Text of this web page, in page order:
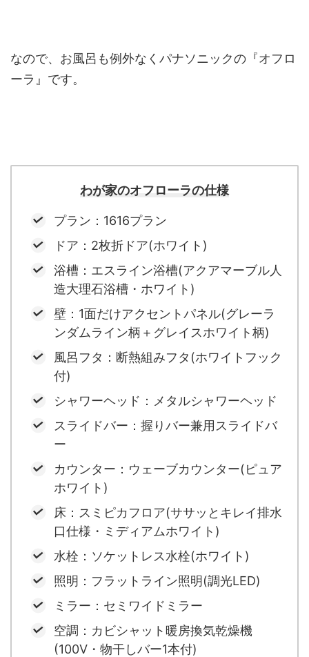
なので、お風呂も例外なくパナソニックの『オフロ
ーラ』です。
わが家のオフローラの仕様
プラン：1616プラン
ドア：2枚折ドア(ホワイト)
浴槽：エスライン浴槽(アクアマーブル人
造大理石浴槽・ホワイト)
壁：1面だけアクセントパネル(グレーラ
ンダムライン柄＋グレイスホワイト柄)
風呂フタ：断熱組みフタ(ホワイトフック
付)
シャワーヘッド：メタルシャワーヘッド
スライドバー：握りバー兼用スライドバ
ー
カウンター：ウェーブカウンター(ピュア
ホワイト)
床：スミピカフロア(ササッとキレイ排水
口仕様・ミディアムホワイト)
水栓：ソケットレス水栓(ホワイト)
照明：フラットライン照明(調光LED)
ミラー：セミワイドミラー
空調：カビシャット暖房換気乾燥機
(100V・物干しバー1本付)